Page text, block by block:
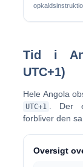
Tid i
UTC+1)
Hele Angola
UTC+1 . Der
forbliver den
Oversigt